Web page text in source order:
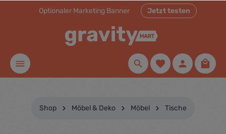
springenOptionaler Marketing Banner Jetzt testen
Shop Möbel & Deko Möbel Tische